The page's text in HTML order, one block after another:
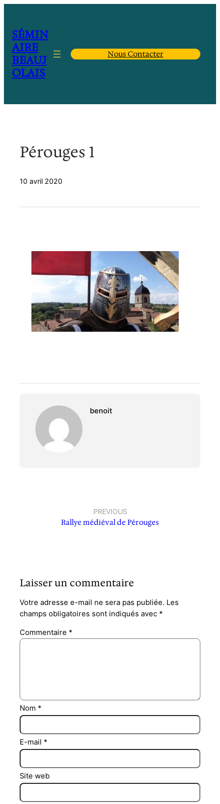
contenu
SÉMIN
AIRE
BEAUJ
OLAIS
Nous Contacter
Pérouges 1
10 avril 2020
benoit
PREVIOUS
Rallye médiéval de Pérouges
Laisser un commentaire
Votre adresse e-mail ne sera pas publiée. Les
champs obligatoires sont indiqués avec *
Commentaire *
Nom *
E-mail *
Site web